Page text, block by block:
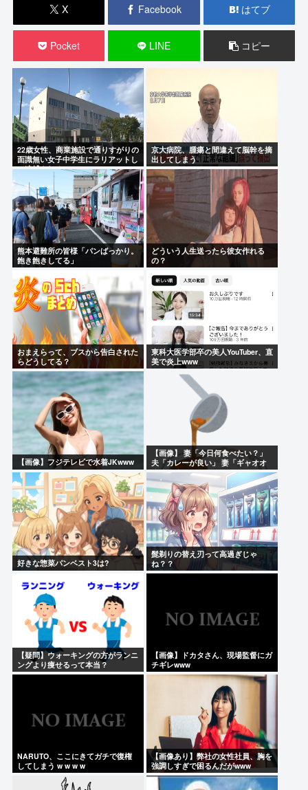
X Facebook はてブ
Pocket LINE コピー
22歳女性、商業施設で通りすがりの
面識無い女子中学生にラリアットし
て逮捕される
京大病院、腫瘍と間違えて脳幹を摘
出してしまう
熊本避難所の皆様「パンばっかり。
飽き飽きしてる」
どういう人生送ったら彼女作れる
の？
おまえらって、ブスから告白された
らどうしてる？
東科大医学部卒の美人YouTuber、直
美で炎上www
【画像】フジテレビで水着JKwww
【画像】 妻「今日何食べたい？」
夫「カレーが良い」 妻「ギャオオ
オオオオン！！」
好きな惣菜パンベスト3は?
髭剃りの替え刃って高過ぎじゃ
ね？？
【疑問】ウォーキングの方がランニ
ングより痩せるって本当？
【画像】ドカタさん、現場監督にガ
チギレwww
NARUTO、ここにきてガチで復権
してしまう w w w w
【画像あり】弊社の女性社員、胸を
強調しすぎで困るんだがwww